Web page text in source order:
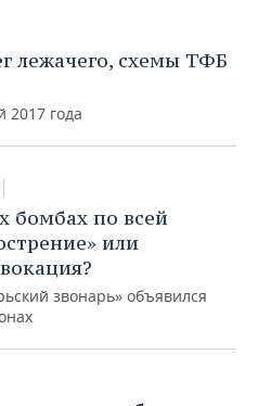
лежачего, схемы ТФБ
2017 года
бомбах по всей
или
звонарь» объявился